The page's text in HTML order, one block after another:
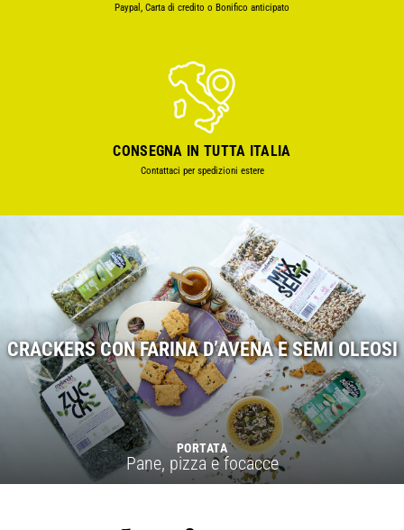
Paypal, Carta di credito o Bonifico anticipato
CONSEGNA IN TUTTA ITALIA
Contattaci per spedizioni estere
CRACKERS CON FARINA D’AVENA E SEMI OLEOSI
PORTATA
Pane, pizza e focacce